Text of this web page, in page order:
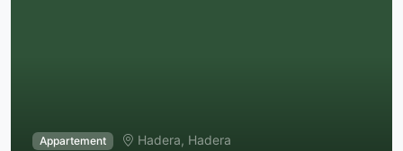
Appartement Hadera, Hadera